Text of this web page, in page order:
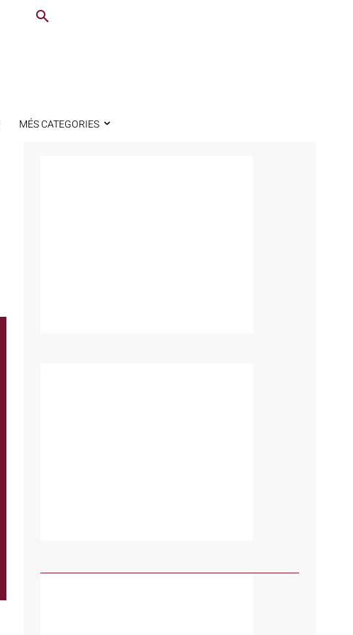
MÉS CATEGORIES